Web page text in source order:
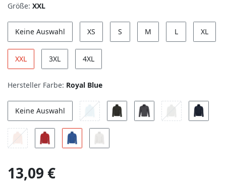
Größe: XXL
Keine Auswahl XS S M L XL
XXL 3XL 4XL
Hersteller Farbe: Royal Blue
Keine Auswahl
13,09 €